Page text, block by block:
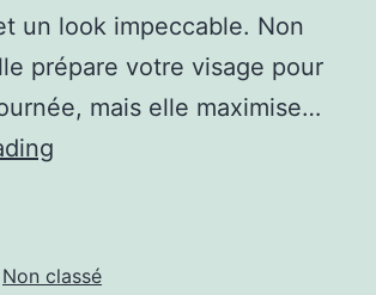
un look impeccable. Non
prépare votre visage pour
mais elle maximise…
Non classé